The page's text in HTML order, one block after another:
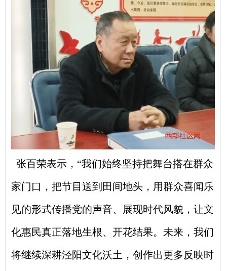
张百荣表示，“我们始终坚持把舞台搭在群众
家门口，把节目送到田间地头，用群众喜闻乐
见的形式传播党的声音、展现时代风貌，让文
化惠民真正落地生根、开花结果。未来，我们
将继续深耕泾阳文化沃土，创作出更多反映时